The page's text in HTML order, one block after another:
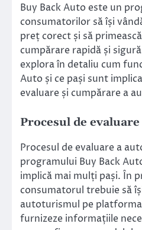
Buy Back Auto este un
consumatorilor să își
preț corect și să
cumpărare rapidă și
explora în detaliu cum
Auto și ce pași sunt
evaluare și cumpărare a
Procesul de
Procesul de evaluare a
programului Buy Back
implică mai mulți pași. În
consumatorul trebuie să
autoturismul pe platforma
furnizeze informațiile